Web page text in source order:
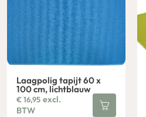
Laagpolig tapijt 60 x
100 cm, lichtblauw
€16,95 excl.
BTW